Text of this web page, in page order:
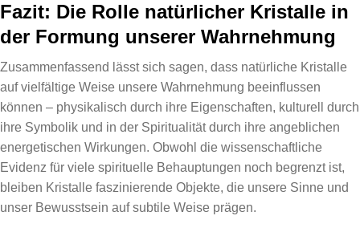
Fazit: Die Rolle natürlicher Kristalle in
der Formung unserer Wahrnehmung
Zusammenfassend lässt sich sagen, dass natürliche Kristalle
auf vielfältige Weise unsere Wahrnehmung beeinflussen
können – physikalisch durch ihre Eigenschaften, kulturell durch
ihre Symbolik und in der Spiritualität durch ihre angeblichen
energetischen Wirkungen. Obwohl die wissenschaftliche
Evidenz für viele spirituelle Behauptungen noch begrenzt ist,
bleiben Kristalle faszinierende Objekte, die unsere Sinne und
unser Bewusstsein auf subtile Weise prägen.